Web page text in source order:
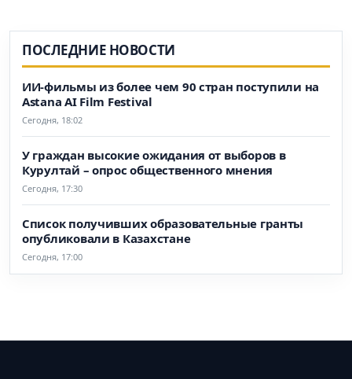
ПОСЛЕДНИЕ НОВОСТИ
ИИ-фильмы из более чем 90 стран поступили на
Astana AI Film Festival
Сегодня, 18:02
У граждан высокие ожидания от выборов в
Курултай – опрос общественного мнения
Сегодня, 17:30
Список получивших образовательные гранты
опубликовали в Казахстане
Сегодня, 17:00